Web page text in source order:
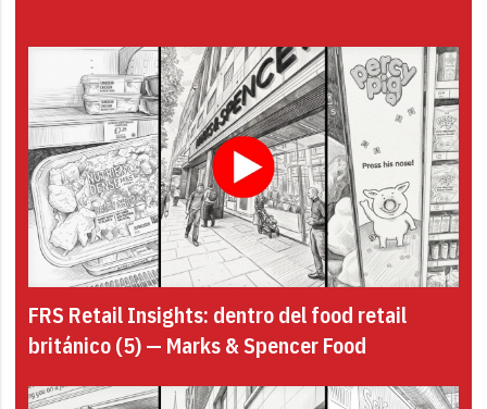
FRS Retail Insights: dentro del food retail
británico (5) — Marks & Spencer Food